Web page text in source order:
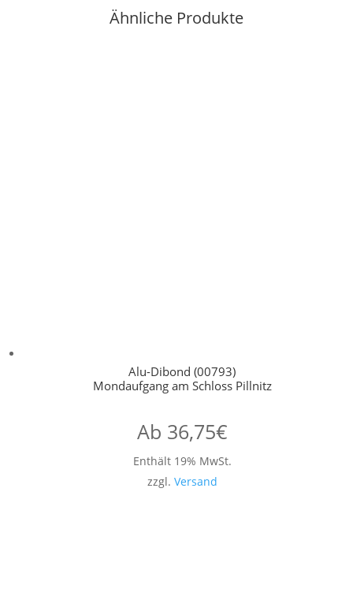
Ähnliche Produkte
Alu-Dibond (00793)
Mondaufgang am Schloss Pillnitz
Ab 36,75€
Enthält 19% MwSt.
zzgl. Versand